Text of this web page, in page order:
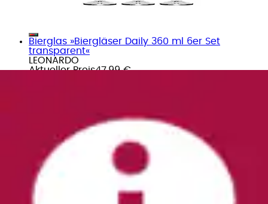
Bierglas »Biergläser Daily 360 ml 6er Set
transparent«
LEONARDO
Aktueller Preis47,99 €